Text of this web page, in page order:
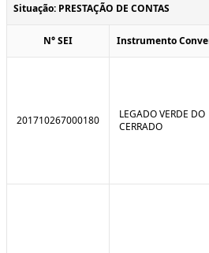
Situação: PRESTAÇÃO DE CONTAS
N° SEI Instrumento
201710267000180
LEGADO VERDE DO
CERRADO